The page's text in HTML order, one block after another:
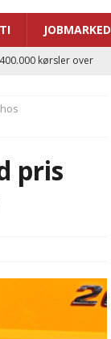
JOBMARKED
kørsler over
kompleks
sekunder i 2025
pris